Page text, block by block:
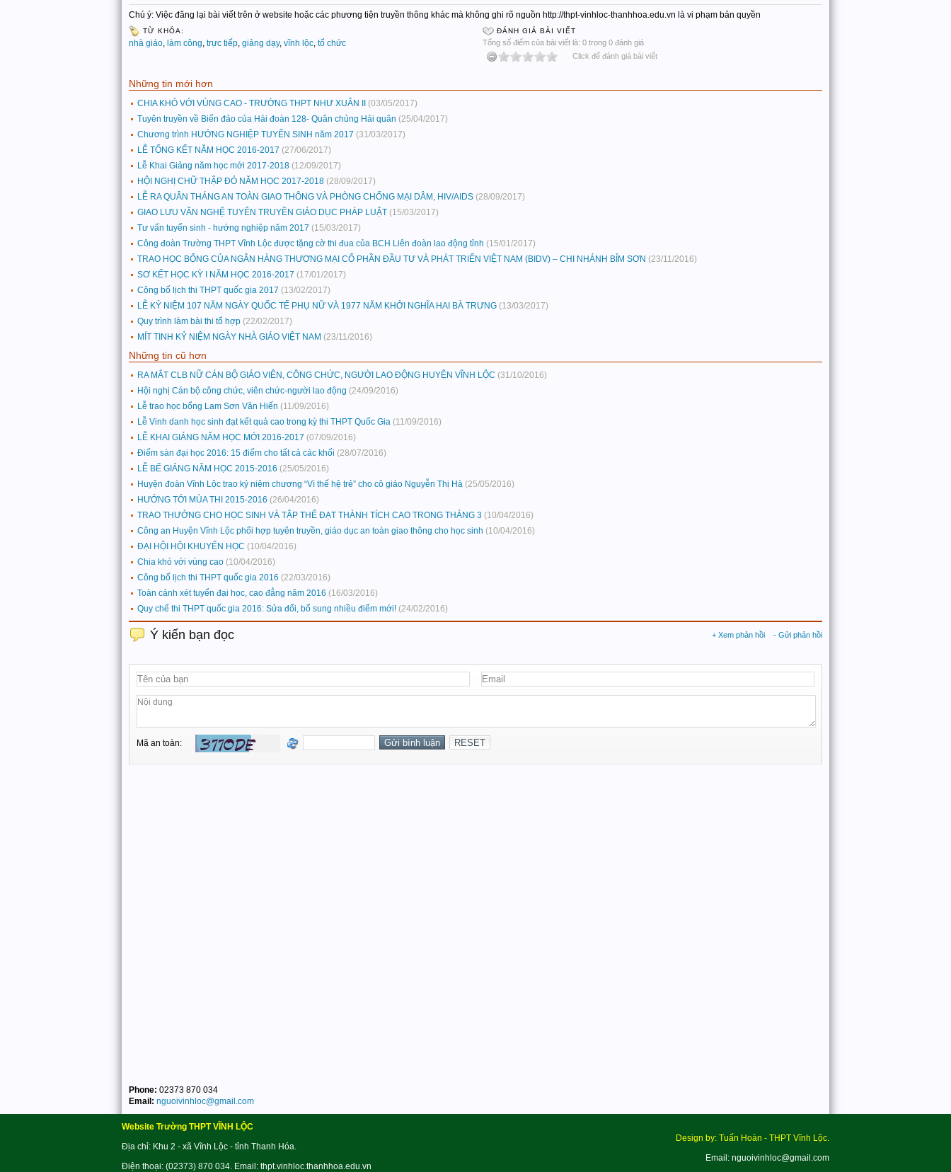
Chú ý: Việc đăng lại bài viết trên ở website hoặc các phương tiện truyền thông khác mà không ghi rõ nguồn http://thpt-vinhloc-thanhhoa.edu.vn là vi phạm bản quyền
TỪ KHÓA:
nhà giáo, làm công, trực tiếp, giảng dạy, vĩnh lộc, tổ chức
ĐÁNH GIÁ BÀI VIẾT
Tổng số điểm của bài viết là: 0 trong 0 đánh giá
Click để đánh giá bài viết
Những tin mới hơn
CHIA KHÓ VỚI VÙNG CAO - TRƯỜNG THPT NHƯ XUÂN II
(03/05/2017)
Tuyên truyền về Biển đảo của Hải đoàn 128- Quân chủng Hải quân (25/04/2017)
Chương trình HƯỚNG NGHIỆP TUYỂN SINH năm 2017 (31/03/2017)
LỄ TỔNG KẾT NĂM HỌC 2016-2017 (27/06/2017)
Lễ Khai Giảng năm học mới 2017-2018 (12/09/2017)
HỘI NGHỊ CHỮ THẬP ĐỎ NĂM HỌC 2017-2018 (28/09/2017)
LỄ RA QUÂN THÁNG AN TOÀN GIAO THÔNG VÀ PHÒNG CHỐNG MẠI DÂM, HIV/AIDS (28/09/2017)
GIAO LƯU VĂN NGHỆ TUYÊN TRUYỀN GIÁO DỤC PHÁP LUẬT (15/03/2017)
Tư vấn tuyển sinh - hướng nghiệp năm 2017 (15/03/2017)
Công đoàn Trường THPT Vĩnh Lộc được tặng cờ thi đua của BCH Liên đoàn lao động tỉnh (15/01/2017)
TRAO HỌC BỔNG CỦA NGÂN HÀNG THƯƠNG MẠI CỔ PHẦN ĐẦU TƯ VÀ PHÁT TRIỂN VIỆT NAM (BIDV) – CHI NHÁNH BỈM SƠN (23/11/2016)
SƠ KẾT HỌC KỲ I NĂM HỌC 2016-2017 (17/01/2017)
Công bố lịch thi THPT quốc gia 2017 (13/02/2017)
LỄ KỶ NIỆM 107 NĂM NGÀY QUỐC TẾ PHỤ NỮ VÀ 1977 NĂM KHỞI NGHĨA HAI BÀ TRƯNG (13/03/2017)
Quy trình làm bài thi tổ hợp (22/02/2017)
MÍT TINH KỶ NIỆM NGÀY NHÀ GIÁO VIỆT NAM (23/11/2016)
Những tin cũ hơn
RA MẮT CLB NỮ CÁN BỘ GIÁO VIÊN, CÔNG CHỨC, NGƯỜI LAO ĐỘNG HUYỆN VĨNH LỘC (31/10/2016)
Hội nghị Cán bộ công chức, viên chức-người lao động (24/09/2016)
Lễ trao học bổng Lam Sơn Văn Hiến (11/09/2016)
Lễ Vinh danh học sinh đạt kết quả cao trong kỳ thi THPT Quốc Gia (11/09/2016)
LỄ KHAI GIẢNG NĂM HỌC MỚI 2016-2017 (07/09/2016)
Điểm sàn đại học 2016: 15 điểm cho tất cả các khối (28/07/2016)
LỄ BẾ GIẢNG NĂM HỌC 2015-2016 (25/05/2016)
Huyện đoàn Vĩnh Lộc trao kỷ niệm chương “Vì thế hệ trẻ” cho cô giáo Nguyễn Thị Hà (25/05/2016)
HƯỚNG TỚI MÙA THI 2015-2016 (26/04/2016)
TRAO THƯỞNG CHO HỌC SINH VÀ TẬP THỂ ĐẠT THÀNH TÍCH CAO TRONG THÁNG 3 (10/04/2016)
Công an Huyện Vĩnh Lộc phối hợp tuyên truyền, giáo dục an toàn giao thông cho học sinh (10/04/2016)
ĐẠI HỘI HỘI KHUYẾN HỌC (10/04/2016)
Chia khó với vùng cao (10/04/2016)
Công bố lịch thi THPT quốc gia 2016 (22/03/2016)
Toàn cảnh xét tuyển đại học, cao đẳng năm 2016 (16/03/2016)
Quy chế thi THPT quốc gia 2016: Sửa đổi, bổ sung nhiều điểm mới! (24/02/2016)
+ Xem phản hồi - Gửi phản hồi
Ý kiến bạn đọc
Mã an toàn:
Phone: 02373 870 034
Email: nguoivinhloc@gmail.com
Website Trường THPT VĨNH LỘC
Địa chỉ: Khu 2 - xã Vĩnh Lộc - tỉnh Thanh Hóa.
Điện thoại: (02373) 870 034. Email: thpt.vinhloc.thanhhoa.edu.vn
Design by: Tuấn Hoàn - THPT Vĩnh Lộc.
Email: nguoivinhloc@gmail.com